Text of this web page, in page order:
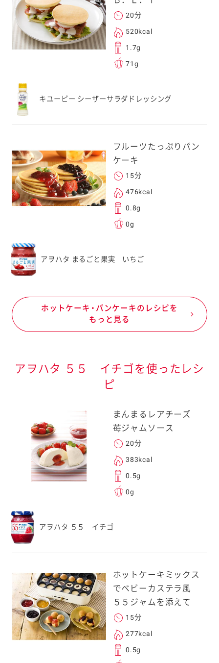
20分
520kcal
1.7g
71g
キユーピー シーザーサラダドレッシング
フルーツたっぷりパン
ケーキ
15分
476kcal
0.8g
0g
アヲハタ まるごと果実 いちご
ホットケーキ・パンケーキのレシピを
もっと見る
アヲハタ ５５ イチゴを使ったレシ
ピ
まんまるレアチーズ
苺ジャムソース
20分
383kcal
0.5g
0g
アヲハタ ５５ イチゴ
ホットケーキミックス
でベビーカステラ風
５５ジャムを添えて
15分
277kcal
0.5g